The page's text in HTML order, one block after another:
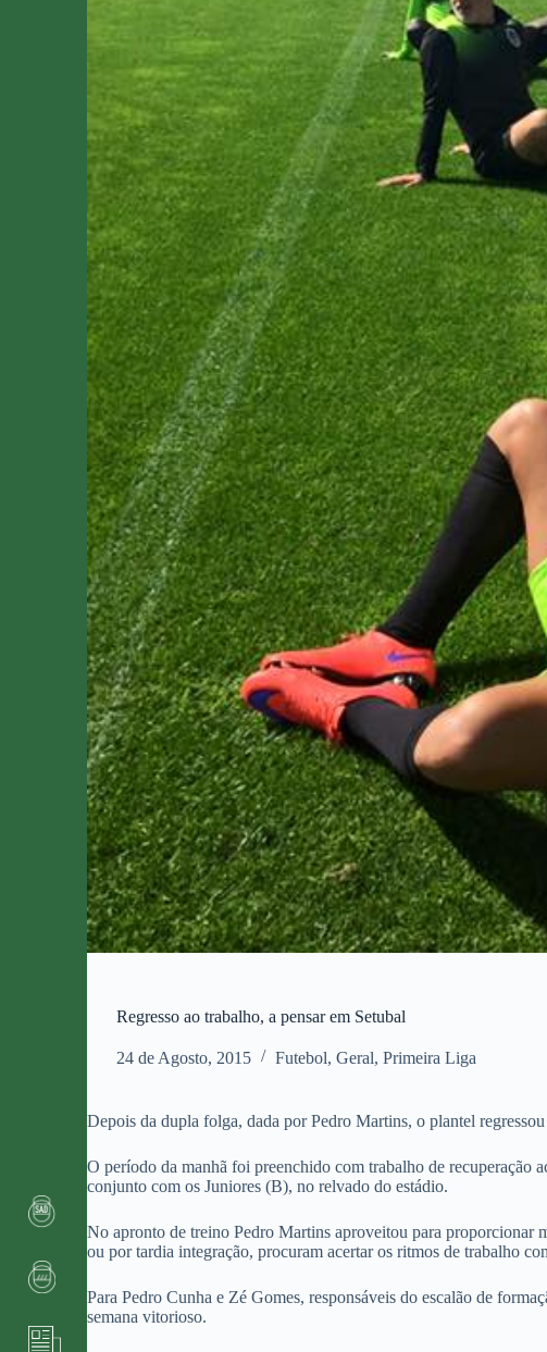
Regresso ao trabalho, a pensar em Setubal
24 de Agosto, 2015 Futebol,Geral,Primeira Liga
Depois da dupla folga, dada por Pedro Martins, o plantel
O período da manhã foi preenchido com trabalho de recuperação
conjunto com os Juniores (B), no relvado do estádio.
No apronto de treino Pedro Martins aproveitou para proporcionar
ou por tardia integração, procuram acertar os ritmos de trabalho
Para Pedro Cunha e Zé Gomes, responsáveis do escalão de
semana vitorioso.